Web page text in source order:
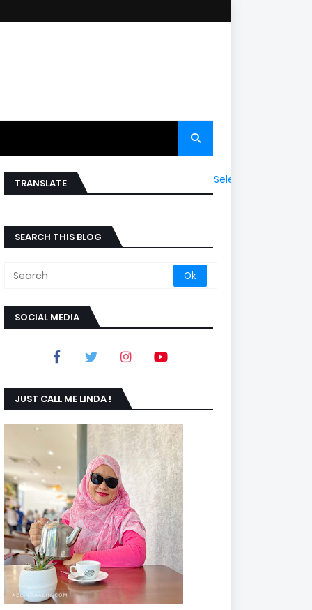
TRANSLATE Select Language
SEARCH THIS BLOG
SOCIAL MEDIA
JUST CALL ME LINDA !